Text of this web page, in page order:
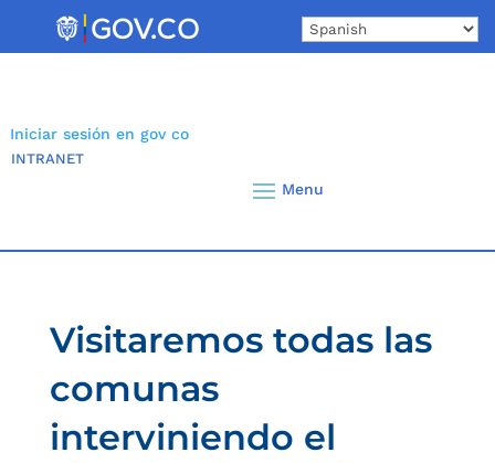
Iniciar sesión en gov co
INTRANET
Visitaremos todas las
comunas
interviniendo el